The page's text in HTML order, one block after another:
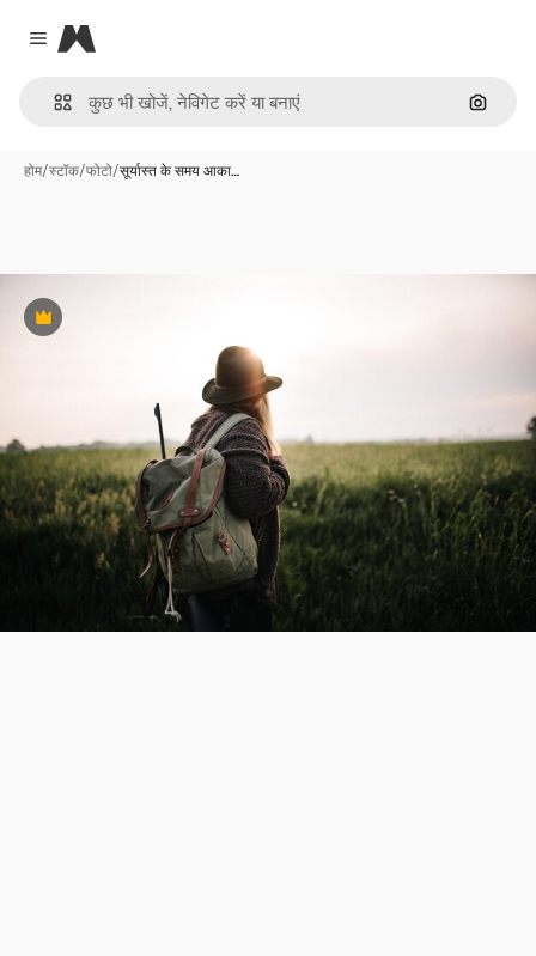
Close menu
Magnific
इमेज से
होम/स्टॉक/फोटो/सूर्यास्त के समय आका…
Premium